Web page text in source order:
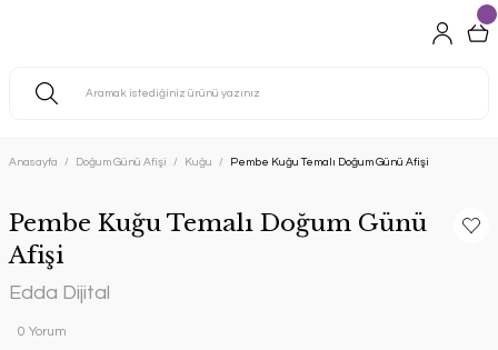
Anasayfa Doğum Günü Afişi Kuğu Pembe Kuğu Temalı Doğum Günü Afişi
Pembe Kuğu Temalı Doğum Günü
Afişi
Edda Dijital
0 Yorum